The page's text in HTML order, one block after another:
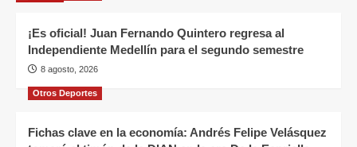
¡Es oficial! Juan Fernando Quintero regresa al
Independiente Medellín para el segundo semestre
8 agosto, 2026
Otros Deportes
Fichas clave en la economía: Andrés Felipe Velásquez